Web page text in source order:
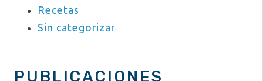
Recetas
Sin categorizar
PUBLICACIONES